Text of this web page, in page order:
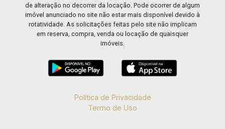
de alteração no decorrer da locação. Pode ocorrer de algum
imóvel anunciado no site não estar mais disponível devido à
rotatividade. As solicitações feitas pelo site não implicam
em reserva, compra, venda ou locação de quaisquer
imóveis.
Política de Privacidade
Termo de Uso